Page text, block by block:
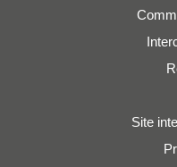
Site